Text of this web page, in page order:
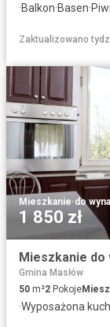
·Balkon·Basen·
Zaktualizowano
Mieszkanie·do
1 850 zł
Gmina Masłów
50 m²2 Pokoje
·Wyposażona